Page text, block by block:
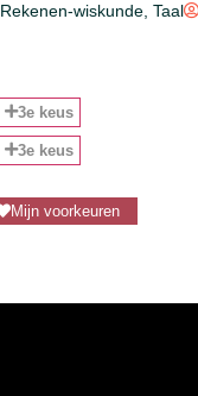
Rekenen-wiskunde ,Taal
3e keus
3e keus
Mijn voorkeuren